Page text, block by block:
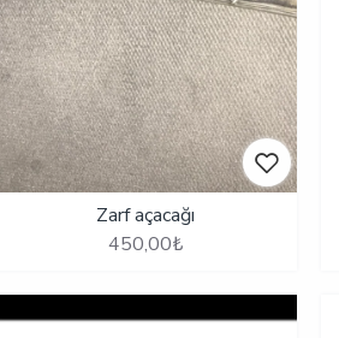
Zarf açacağı
450,00₺